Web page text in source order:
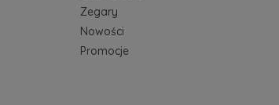
Zegary
Nowości
Promocje